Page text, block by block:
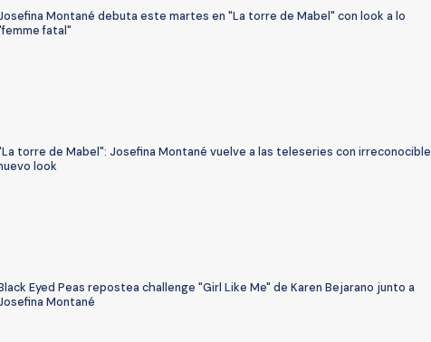
Montané debuta este martes en "La torre de Mabel" con look a lo
fatal"
torre de Mabel": Josefina Montané vuelve a las teleseries con irreconocible
look
Eyed Peas repostea challenge "Girl Like Me" de Karen Bejarano junto a
Montané